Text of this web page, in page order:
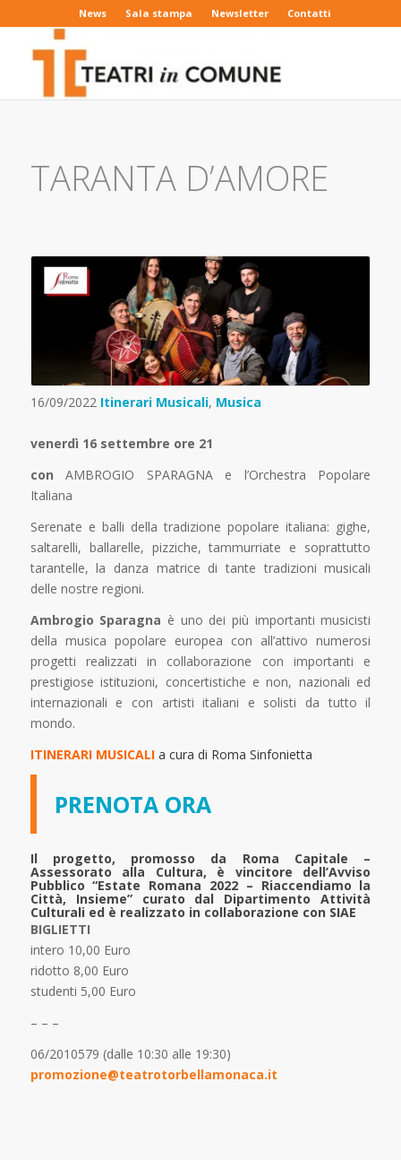
News Sala stampa Newsletter Contatti
TARANTA D’AMORE
16/09/2022 Itinerari Musicali, Musica
venerdì 16 settembre ore 21
con AMBROGIO SPARAGNA e l’Orchestra Popolare
Italiana
Serenate e balli della tradizione popolare italiana: gighe,
saltarelli, ballarelle, pizziche, tammurriate e soprattutto
tarantelle, la danza matrice di tante tradizioni musicali
delle nostre regioni.
Ambrogio Sparagna è uno dei più importanti musicisti
della musica popolare europea con all’attivo numerosi
progetti realizzati in collaborazione con importanti e
prestigiose istituzioni, concertistiche e non, nazionali ed
internazionali e con artisti italiani e solisti da tutto il
mondo.
ITINERARI MUSICALIa cura di Roma Sinfonietta
PRENOTA ORA
Il progetto, promosso da Roma Capitale –
Assessorato alla Cultura, è vincitore dell’Avviso
Pubblico “Estate Romana 2022 – Riaccendiamo la
Città, Insieme” curato dal Dipartimento Attività
Culturali ed è realizzato in collaborazione con SIAE
BIGLIETTI
intero 10,00 Euro
ridotto 8,00 Euro
studenti 5,00 Euro
– – –
06/2010579 (dalle 10:30 alle 19:30)
promozione@teatrotorbellamonaca.it